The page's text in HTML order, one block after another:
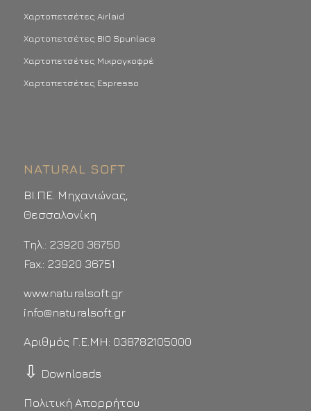
Χαρτοπετσέτες Airlaid
Χαρτοπετσέτες BIO Spunlace
Χαρτοπετσέτες Μικρογκοφρέ
Χαρτοπετσέτες Espresso
NATURAL SOFT
ΒΙ.ΠΕ. Μηχανιώνας,
Θεσσαλονίκη
Τηλ.: 23920 36750
Fax.: 23920 36751
www.naturalsoft.gr
info@naturalsoft.gr
Αριθμός Γ.Ε.ΜΗ: 038782105000
⇩ Downloads
Πολιτική Απορρήτου